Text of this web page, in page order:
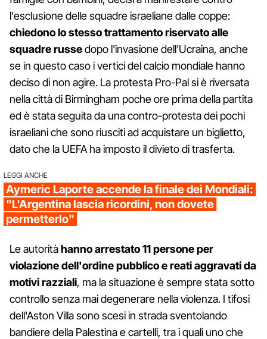
l'esclusione delle squadre israeliane dalle coppe:
chiedono lo stesso trattamento riservato alle
squadre russedopo l'invasione dell'Ucraina, anche
se in questo caso i vertici del calcio mondiale hanno
deciso di non agire. La protesta Pro-Pal si è riversata
nella città di Birmingham poche ore prima della partita
ed è stata seguita da una contro-protesta dei pochi
israeliani che sono riusciti ad acquistare un biglietto,
dato che la UEFA ha imposto il divieto di trasferta.
LEGGI ANCHE
Aymeric Laporte accende la finale dei Mondiali:
"L'Argentina lascia ricordini, non dovete
permetterlo"
Le autoritàhanno arrestato 11 persone per
violazione dell'ordine pubblico e reati aggravati da
motivi razziali, ma la situazione è sempre stata sotto
controllo senza mai degenerare nella violenza. I tifosi
dell'Aston Villa sono scesi in strada sventolando
bandiere della Palestina e cartelli, tra i quali uno che